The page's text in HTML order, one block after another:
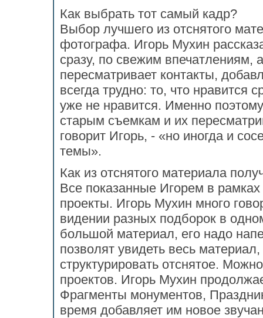
Как выбрать тот самый кадр?
Выбор лучшего из отснятого
фотографа. Игорь Мухин
сразу, по свежим впечатлениям,
пересматривает контакты,
всегда трудно: то, что нравится
уже не нравится. Именно
старым съемкам и их
говорит Игорь, - «но иногда и
темы».
Как из отснятого материала
Все показанные Игорем в
проекты. Игорь Мухин много
видении разных подборок в
большой материал, его надо
позволят увидеть весь
структурировать отснятое.
проектов. Игорь Мухин
Фрагменты монументов,
время добавляет им новое